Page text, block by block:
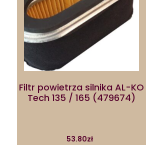
Filtr powietrza silnika AL-KO
Tech 135 / 165 (479674)
53.80zł